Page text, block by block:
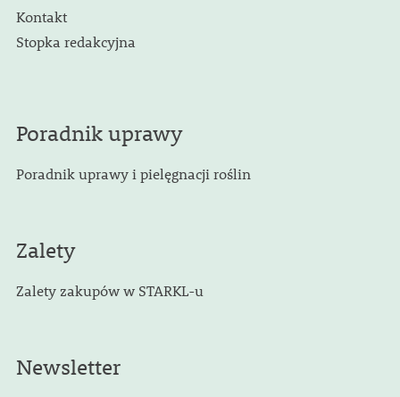
Kontakt
Stopka redakcyjna
Poradnik uprawy
Poradnik uprawy i pielęgnacji roślin
Zalety
Zalety zakupów w STARKL-u
Newsletter